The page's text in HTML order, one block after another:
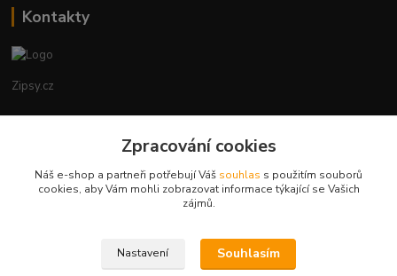
Kontakty
Zipsy.cz
+420774877333
obchod@zipsy.cz
Zpracování cookies
Náš e-shop a partneři potřebují Váš souhlas s použitím souborů
cookies, aby Vám mohli zobrazovat informace týkající se Vašich
zájmů.
Nastavení Souhlasím